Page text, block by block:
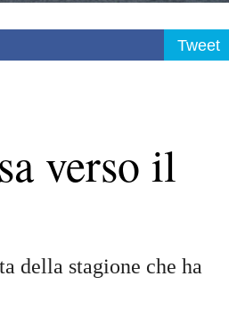
Tweet
verso il
della stagione che ha